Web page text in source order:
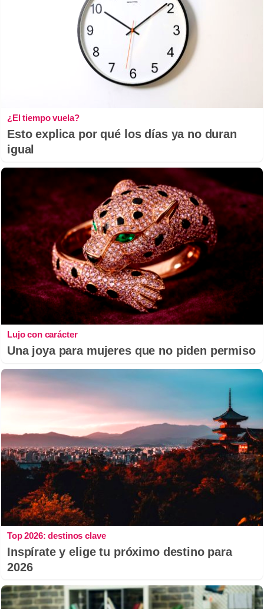
¿El tiempo vuela?
Esto explica por qué los días ya no duran
igual
Lujo con carácter
Una joya para mujeres que no piden permiso
Top 2026: destinos clave
Inspírate y elige tu próximo destino para
2026